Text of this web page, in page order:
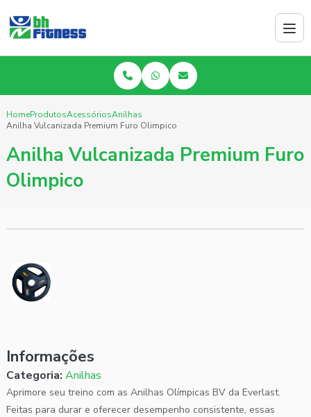
HomeProdutosAcessóriosAnilhas
Anilha Vulcanizada Premium Furo Olimpico
Anilha Vulcanizada Premium Furo
Olimpico
Informações
Categoria: Anilhas
Aprimore seu treino com as Anilhas Olímpicas BV da Everlast.
Feitas para durar e oferecer desempenho consistente, essas